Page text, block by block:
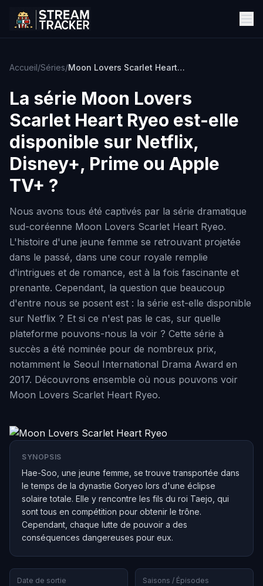
Accueil/Séries/ Moon Lovers Scarlet Heart Ryeo
La série Moon Lovers
Scarlet Heart Ryeo est-elle
disponible sur Netflix,
Disney+, Prime ou Apple
TV+ ?
Nous avons tous été captivés par la série dramatique
sud-coréenne Moon Lovers Scarlet Heart Ryeo.
L'histoire d'une jeune femme se retrouvant projetée
dans le passé, dans une cour royale remplie
d'intrigues et de romance, est à la fois fascinante et
prenante. Cependant, la question que beaucoup
d'entre nous se posent est : la série est-elle disponible
sur Netflix ? Et si ce n'est pas le cas, sur quelle
plateforme pouvons-nous la voir ? Cette série à
succès a été nominée pour de nombreux prix,
notamment le Seoul International Drama Award en
2017. Découvrons ensemble où nous pouvons voir
Moon Lovers Scarlet Heart Ryeo.
SYNOPSIS
Hae-Soo, une jeune femme, se trouve transportée dans
le temps de la dynastie Goryeo lors d'une éclipse
solaire totale. Elle y rencontre les fils du roi Taejo, qui
sont tous en compétition pour obtenir le trône.
Cependant, chaque lutte de pouvoir a des
conséquences dangereuses pour eux.
Date de sortie Saisons / Épisodes